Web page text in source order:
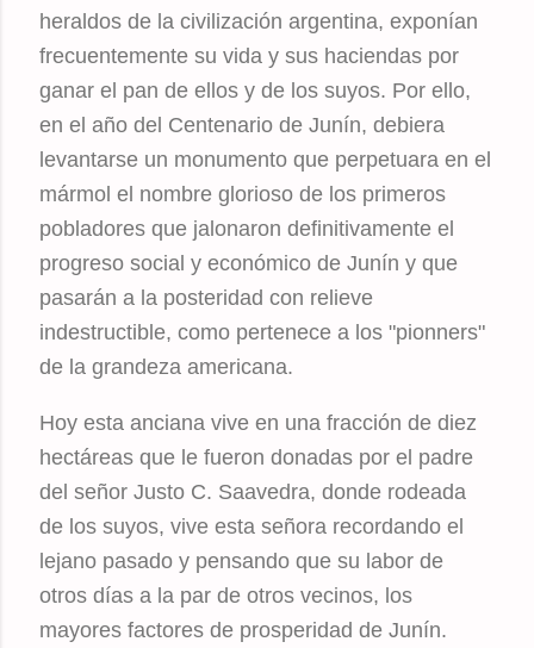
heraldos de la civilización argentina, exponían
frecuentemente su vida y sus haciendas por
ganar el pan de ellos y de los suyos. Por ello,
en el año del Centenario de Junín, debiera
levantarse un monumento que perpetuara en el
mármol el nombre glorioso de los primeros
pobladores que jalonaron definitivamente el
progreso social y económico de Junín y que
pasarán a la posteridad con relieve
indestructible, como pertenece a los "pionners"
de la grandeza americana.
Hoy esta anciana vive en una fracción de diez
hectáreas que le fueron donadas por el padre
del señor Justo C. Saavedra, donde rodeada
de los suyos, vive esta señora recordando el
lejano pasado y pensando que su labor de
otros días a la par de otros vecinos, los
mayores factores de prosperidad de Junín.